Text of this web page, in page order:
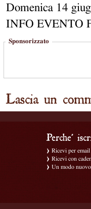
Domenica 14
INFO EVENTO
Sponsorizzato
Ricevi per
Ricevi con
Un modo